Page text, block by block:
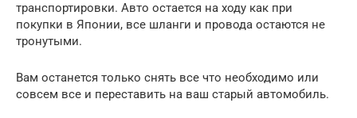
транспортировки. Авто остается на ходу как при
покупки в Японии, все шланги и провода остаются не
тронутыми.
Вам останется только снять все что необходимо или
совсем все и переставить на ваш старый автомобиль.